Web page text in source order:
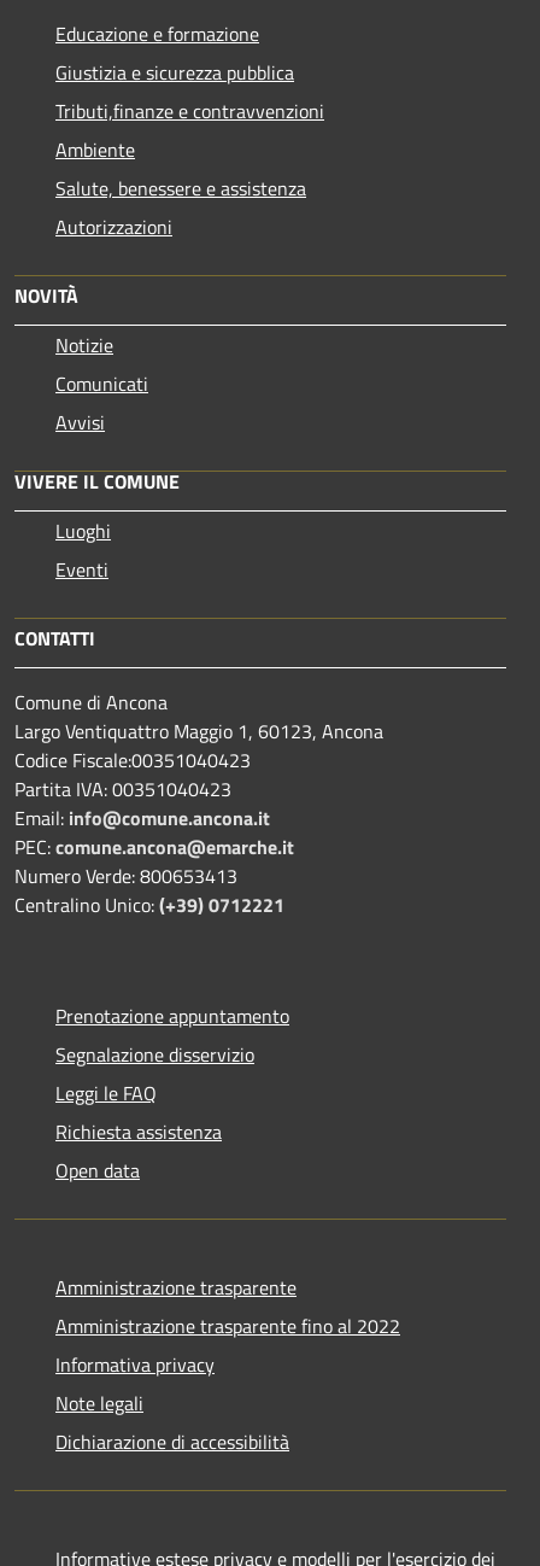
Educazione e formazione
Giustizia e sicurezza pubblica
Tributi,finanze e contravvenzioni
Ambiente
Salute, benessere e assistenza
Autorizzazioni
NOVITÀ
Notizie
Comunicati
Avvisi
VIVERE IL COMUNE
Luoghi
Eventi
CONTATTI
Comune di Ancona
Largo Ventiquattro Maggio 1, 60123, Ancona
Codice Fiscale:00351040423
Partita IVA: 00351040423
Email: info@comune.ancona.it
PEC:comune.ancona@emarche.it
Numero Verde: 800653413
Centralino Unico:(+39) 0712221
Prenotazione appuntamento
Segnalazione disservizio
Leggi le FAQ
Richiesta assistenza
Open data
Amministrazione trasparente
Amministrazione trasparente fino al 2022
Informativa privacy
Note legali
Dichiarazione di accessibilità
Informative estese privacy e modelli per l'esercizio dei